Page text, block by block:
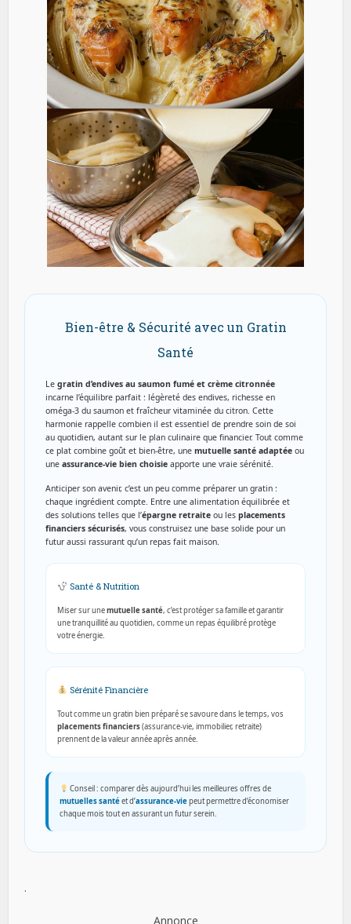
Bien-être & Sécurité avec un Gratin
Santé
Legratin d’endives au saumon fumé et crème citronnée
incarne l’équilibre parfait : légèreté des endives, richesse en
oméga-3 du saumon et fraîcheur vitaminée du citron. Cette
harmonie rappelle combien il est essentiel de prendre soin de soi
au quotidien, autant sur le plan culinaire que financier. Tout comme
ce plat combine goût et bien-être, unemutuelle santé adaptée ou
uneassurance-vie bien choisie apporte une vraie sérénité.
Anticiper son avenir, c’est un peu comme préparer un gratin :
chaque ingrédient compte. Entre une alimentation équilibrée et
des solutions telles que l’épargne retraite ou lesplacements
financiers sécurisés, vous construisez une base solide pour un
futur aussi rassurant qu’un repas fait maison.
Santé & Nutrition
Miser sur unemutuelle santé, c’est protéger sa famille et garantir
une tranquillité au quotidien, comme un repas équilibré protège
votre énergie.
Sérénité Financière
Tout comme un gratin bien préparé se savoure dans le temps, vos
placements financiers(assurance-vie, immobilier, retraite)
prennent de la valeur année après année.
Conseil : comparer dès aujourd’hui les meilleures offres de
mutuelles santéet d’assurance-viepeut permettre d’économiser
chaque mois tout en assurant un futur serein.
.
Annonce